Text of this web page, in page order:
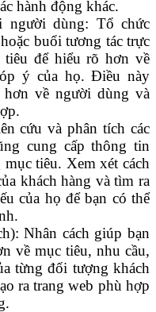
hành động khác.
người dùng: Tổ chức
buổi tương tác trực
để hiểu rõ hơn về
ý của họ. Điều này
về người dùng và
cứu và phân tích các
cung cấp thông tin
tiêu. Xem xét cách
khách hàng và tìm ra
của họ để bạn có thể
Nhân cách giúp bạn
về mục tiêu, nhu cầu,
từng đối tượng khách
ra trang web phù hợp